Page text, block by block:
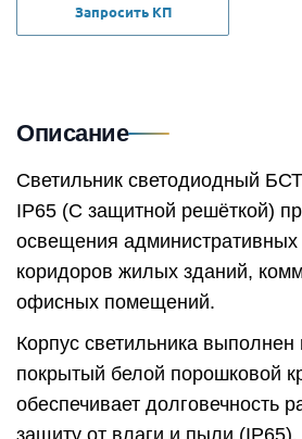
Запросить КП
Описание
Светильник светодиодный
IP65 (С защитной решёткой)
освещения
коридоров жилых зданий,
офисных помещений.
Корпус светильника выполнен
покрытый белой порошковой
обеспечивает долговечность
защиту от влаги и пыли (IP65).